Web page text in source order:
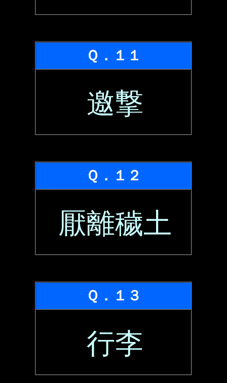
Ｑ．１１
邀撃
Ｑ．１２
厭離穢土
Ｑ．１３
行李